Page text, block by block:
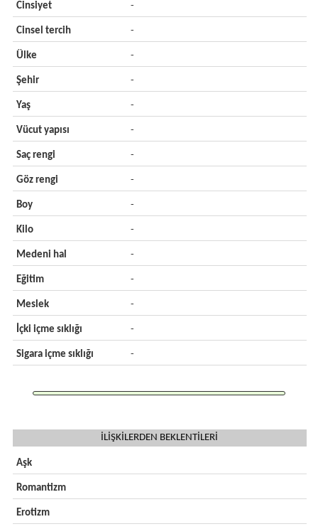
Cinsiyet -
Cinsel tercih -
Ülke -
Şehir -
Yaş -
Vücut yapısı -
Saç rengi -
Göz rengi -
Boy -
Kilo -
Medeni hal -
Eğitim -
Meslek -
İçki içme sıklığı -
Sigara içme sıklığı -
İLİŞKİLERDEN BEKLENTİLERİ
Aşk
Romantizm
Erotizm